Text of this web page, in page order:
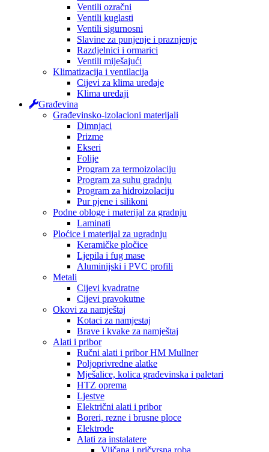
Ventili ozračni
Ventili kuglasti
Ventili sigurnosni
Slavine za punjenje i praznjenje
Razdjelnici i ormarici
Ventili miješajući
Klimatizacija i ventilacija
Cijevi za klima uređaje
Klima uređaji
Građevina
Građevinsko-izolacioni materijali
Dimnjaci
Prizme
Ekseri
Folije
Program za termoizolaciju
Program za suhu gradnju
Program za hidroizolaciju
Pur pjene i silikoni
Podne obloge i materijal za gradnju
Laminati
Ploćice i materijal za ugradnju
Keramičke pločice
Ljepila i fug mase
Aluminijski i PVC profili
Metali
Cijevi kvadratne
Cijevi pravokutne
Okovi za namještaj
Kotaci za namjestaj
Brave i kvake za namještaj
Alati i pribor
Ručni alati i pribor HM Mullner
Poljoprivredne alatke
Mješalice, kolica građevinska i paletari
HTZ oprema
Ljestve
Električni alati i pribor
Boreri, rezne i brusne ploce
Elektrode
Alati za instalatere
Vijčana i pričvrsna roba